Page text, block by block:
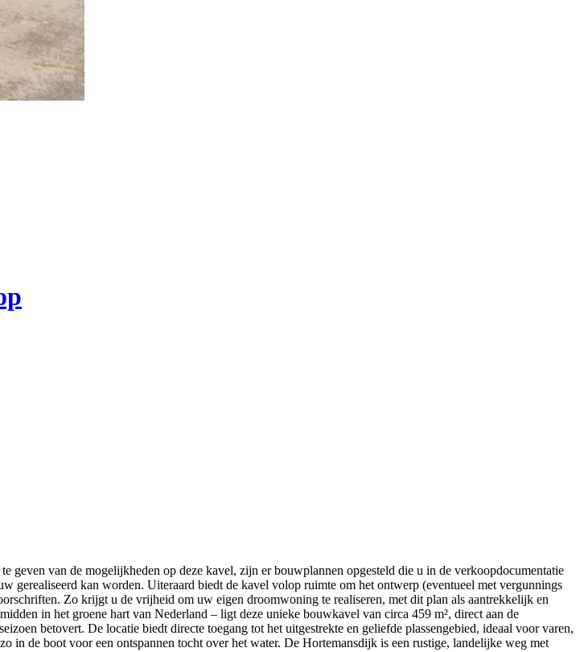
van de mogelijkheden op deze kavel, zijn er bouwplannen opgesteld die u in de verkoopdocumentatie
gerealiseerd kan worden. Uiteraard biedt de kavel volop ruimte om het ontwerp (eventueel met vergunnings
Zo krijgt u de vrijheid om uw eigen droomwoning te realiseren, met dit plan als aantrekkelijk en
in het groene hart van Nederland – ligt deze unieke bouwkavel van circa 459 m², direct aan de
betovert. De locatie biedt directe toegang tot het uitgestrekte en geliefde plassengebied, ideaal voor varen,
de boot voor een ontspannen tocht over het water. De Hortemansdijk is een rustige, landelijke weg met